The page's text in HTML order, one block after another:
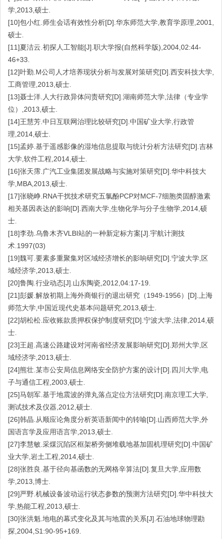
学,2013,硕士.
[10]包小红.师生会话有效性分析[D].华东师范大学,教育学原理,2001,
硕士.
[11]夏洁云.初探人工智能[J].职大学报(自然科学版),2004,02:44-
46+33.
[12]叶勤.M公司人才培养现状分析与发展对策研究[D].西安科技大学,
工商管理,2013,硕士.
[13]聂士洋.人大行政异体问责研究[D].湖南师范大学,法律（专业学
位）,2013,硕士.
[14]王慧芳.中日互联网治理比较研究[D].中国矿业大学,行政管
理,2014,硕士.
[15]孟婷.基于遥感影像的湿地信息提取与统计分析方法研究[D].吉林
大学,软件工程,2014,硕士.
[16]张天霈.广汽工业集团发展战略与实施对策研究[D].华中科技大
学,MBA,2013,硕士.
[17]张晓峥.RNA干扰技术研究五氯酚PCP对MCF-7细胞类固醇激素
相关基因表达的影响[D].西南大学,生物化学与分子生物学,2014,硕
士.
[18]李劲.乌鲁木齐VLBI站的一种新定标方案[J].宇航计测技
术.1997(03)
[19]魏可.要素多重聚集对区域经济增长的影响研究[D].宁波大学,区
域经济学,2013,硕士.
[20]鲁陶.行业动态[J].山东陶瓷,2012,04:17-19.
[21]彭媛.解放初期上海外商银行的退出研究（1949-1956）[D].上海
师范大学,中国近现代史基本问题研究,2013,硕士.
[22]胡松松.应收账款质押权保护制度研究[D].宁波大学,法律,2014,硕
士.
[23]王超.高速公路建设对河南省经济发展影响研究[D].郑州大学,区
域经济学,2013,硕士.
[24]熊壮.某市公安局信息网络安全防护方案的设计[D].四川大学,电
子与通信工程,2003,硕士.
[25]马朝军.基于地震波的弹丸落点定位方法研究[D].南京理工大学,
测试技术及仪器,2012,硕士.
[26]韩晶.从顺应论角度分析英语新闻中的转喻[D].山西师范大学,外
国语言学及应用语言学,2013,硕士.
[27]李慧敏.采煤沉陷区框架桥旁侧堆载地基加固机理研究[D].中国矿
业大学,岩土工程,2014,硕士.
[28]张胜良.基于径向基函数的无网格辛算法[D].复旦大学,应用数
学,2013,博士.
[29]严野.机械设备波动运行状态参数的预测方法研究[D].华中科技大
学,热能工程,2013,硕士.
[30]张洪魁.地电的幕式变化及其与地震的关系[J].石油地球物理勘
探,2004,S1:90-95+169.